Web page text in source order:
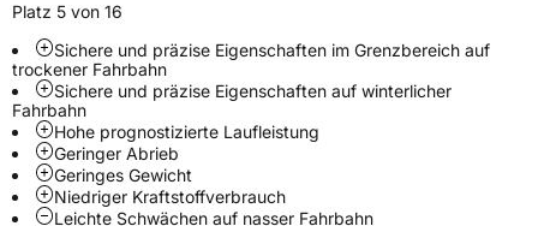
Rollgeräusch (Klasse)
Rollgeräusch (dB)72
Fahrzeugklasse
3PMSF / Schneeflockensymbol / Alpine-Symbol
Platz 5 von 16
Sichere und präzise Eigenschaften im Grenzbereich auf
trockener Fahrbahn
Sichere und präzise Eigenschaften auf winterlicher
Fahrbahn
Hohe prognostizierte Laufleistung
Geringer Abrieb
Geringes Gewicht
Niedriger Kraftstoffverbrauch
Leichte Schwächen auf nasser Fahrbahn